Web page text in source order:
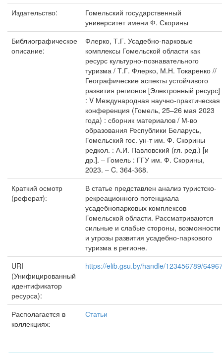
Издательство:
Гомельский государственный
университет имени Ф. Скорины
Библиографическое
описание:
Флерко, Т.Г. Усадебно-парковые
комплексы Гомельской области как
ресурс культурно-познавательного
туризма / Т.Г. Флерко, М.Н. Токаренко //
Географические аспекты устойчивого
развития регионов [Электронный ресурс]
: V Международная научно-практическая
конференция (Гомель, 25–26 мая 2023
года) : сборник материалов / М-во
образования Республики Беларусь,
Гомельский гос. ун-т им. Ф. Скорины
редкол. : А.И. Павловский (гл. ред.) [и
др.]. – Гомель : ГГУ им. Ф. Скорины,
2023. – C. 364-368.
Краткий осмотр
(реферат):
В статье представлен анализ туристско-
рекреационного потенциала
усадебнопарковых комплексов
Гомельской области. Рассматриваются
сильные и слабые стороны, возможности
и угрозы развития усадебно-паркового
туризма в регионе.
URI
(Унифицированный
идентификатор
ресурса):
https://elib.gsu.by/handle/123456789/
Располагается в
коллекциях:
Статьи